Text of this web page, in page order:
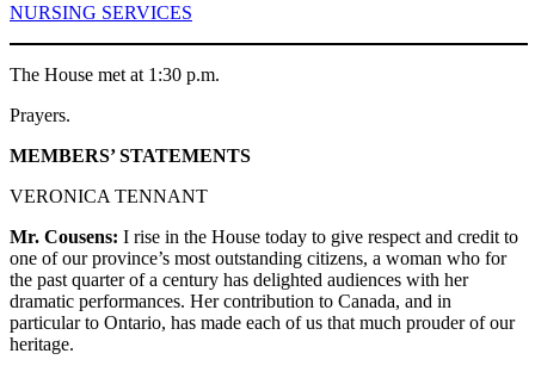
NURSING SERVICES
The House met at 1:30 p.m.
Prayers.
MEMBERS’ STATEMENTS
VERONICA TENNANT
Mr. Cousens: I rise in the House today to give respect and credit to
one of our province’s most outstanding citizens, a woman who for
the past quarter of a century has delighted audiences with her
dramatic performances. Her contribution to Canada, and in
particular to Ontario, has made each of us that much prouder of our
heritage.